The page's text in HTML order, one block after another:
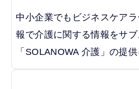
中小企業でもビジネスケア
報で介護に関する情報をサブ
「SOLANOWA 介護」の提